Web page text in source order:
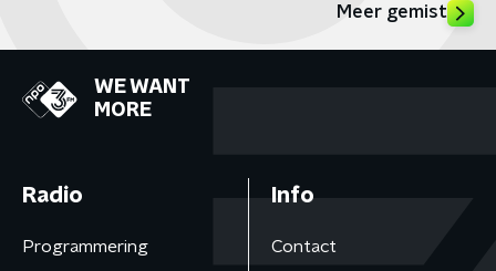
Meer gemist
WE WANT
MORE
Radio
Programmering
Info
Contact